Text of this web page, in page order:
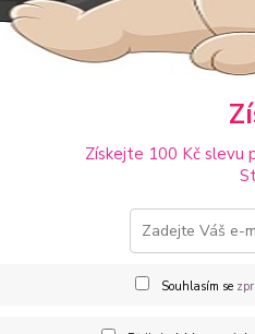
Získejte 100 Kč slevu
Souhlasím se